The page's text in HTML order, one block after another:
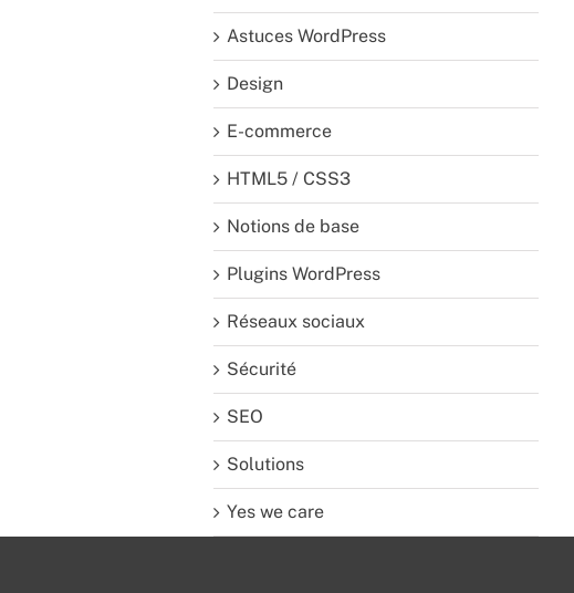
Astuces WordPress
Design
E-commerce
HTML5 / CSS3
Notions de base
Plugins WordPress
Réseaux sociaux
Sécurité
SEO
Solutions
Yes we care